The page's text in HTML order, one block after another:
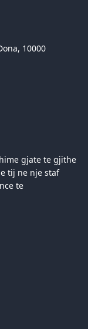
10000
gjate te gjithe
tij ne nje staf
te